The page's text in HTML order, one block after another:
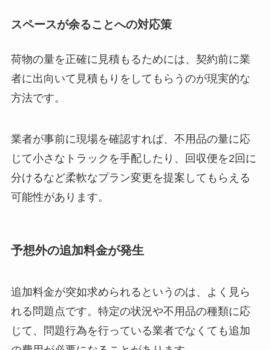
スペースが余ることへの対応策
荷物の量を正確に見積もるためには、契約前に業
者に出向いて見積もりをしてもらうのが現実的な
方法です。
業者が事前に現場を確認すれば、不用品の量に応
じて小さなトラックを手配したり、回収便を2回に
分けるなど柔軟なプラン変更を提案してもらえる
可能性があります。
予想外の追加料金が発生
追加料金が突如求められるというのは、よく見ら
れる問題点です。特定の状況や不用品の種類に応
じて、問題行為を行っている業者でなくても追加